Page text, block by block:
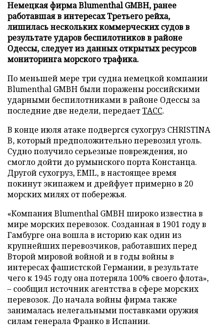
Немецкая фирма Blumenthal GMBH, ранее
работавшая в интересах Третьего рейха,
лишилась нескольких коммерческих судов в
результате ударов беспилотников в районе
Одессы, следует из данных открытых ресурсов
мониторинга морского трафика.
По меньшей мере три судна немецкой компании
Blumenthal GMBH были поражены российскими
ударными беспилотниками в районе Одессы за
последние две недели, передаетТАСС.
В конце июля атаке подвергся сухогруз CHRISTINA
B, который предположительно перевозил уголь.
Судно получило серьезные повреждения, но
смогло дойти до румынского порта Констанца.
Другой сухогруз, EMIL, в настоящее время
покинут экипажем и дрейфует примерно в 20
морских милях от побережья.
«Компания Blumenthal GMBH широко известна в
мире морских перевозок. Созданная в 1901 году в
Гамбурге она вошла в историю как один из
крупнейших перевозчиков, работавших перед
Второй мировой войной и в годы войны в
интересах фашистской Германии, в результате
чего к 1945 году она потеряла 100% своего флота»,
– сообщил источник агентства в сфере морских
перевозок. До начала войны фирма также
занималась нелегальными поставками оружия
силам генерала Франко в Испании.